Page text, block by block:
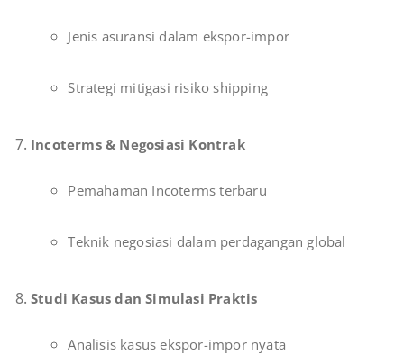
Jenis asuransi dalam ekspor-impor
Strategi mitigasi risiko shipping
Incoterms & Negosiasi Kontrak
Pemahaman Incoterms terbaru
Teknik negosiasi dalam perdagangan global
Studi Kasus dan Simulasi Praktis
Analisis kasus ekspor-impor nyata